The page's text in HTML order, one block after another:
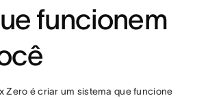
funcionem
Zero é criar um sistema que funcione